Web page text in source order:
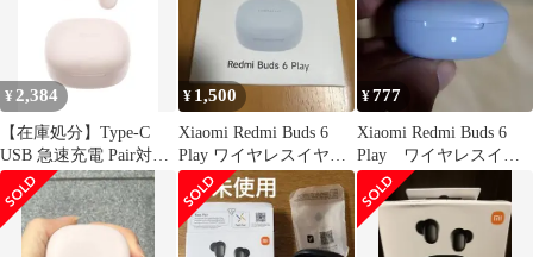
Type-C 6 buds Redmi ブ
ラック ワイヤレスイヤ
ホン Xiaomi
軽量 キズ防止 防塵 傷
つきにくい 柔らかなシ
リカゲルのスポーツク
ールなデザイン 衝撃 吸
収 スリム ソフト ケ 0
¥2,384
【在庫処分】Type-C
USB 急速充電 Pair対応
Fast Google 超軽量 ピン
ク 低遅延モデル 通話時
ノイズリダクション AI
36時間の再生時間 Play
¥ 1,500
Xiaomi Redmi Buds 6
Play ワイヤレスイヤホ
ン
¥777
Xiaomi Redmi Buds 6
Play ワイヤレスイヤ
ホン ケースのみ